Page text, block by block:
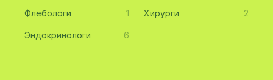
Флебологи 1 Хирурги 2
Эндокринологи 6